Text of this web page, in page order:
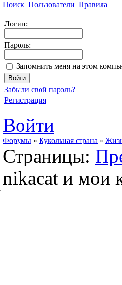
Поиск Пользователи Правила
Логин:
Пароль:
Запомнить меня на этом
Забыли свой пароль?
Регистрация
Войти
Форумы » Кукольная страна »
Страницы:
nikacat и мои